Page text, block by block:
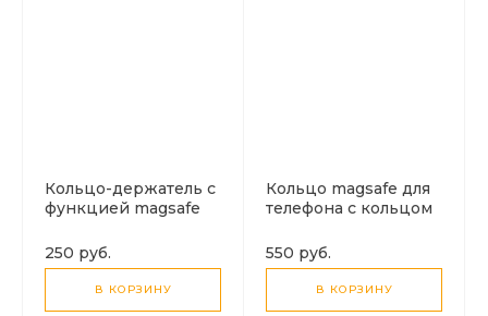
Кольцо-держатель с
функцией magsafe
CASE, черное
250 руб.
В КОРЗИНУ
Кольцо magsafe для
телефона с кольцом
черный
550 руб.
В КОРЗИНУ